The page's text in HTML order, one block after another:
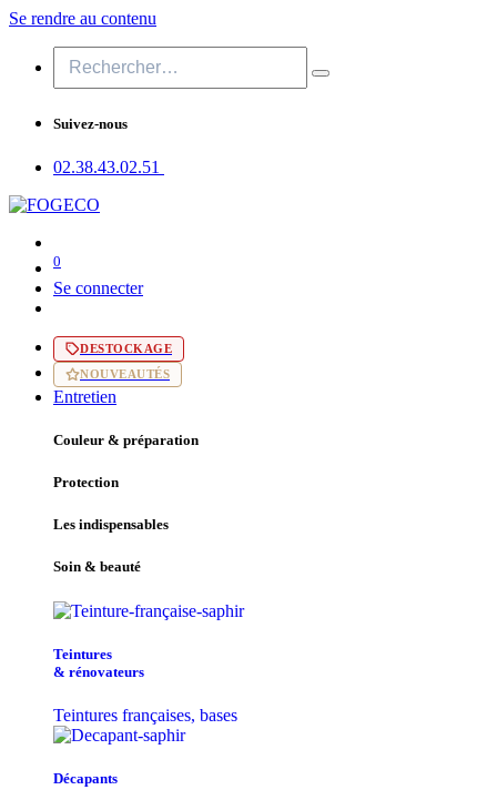
Se rendre au contenu
Suivez-nous
02.38.43​.02.51
0
Se connecter
DESTOCKAGE
NOUVEAUTÉS
Entretien
Couleur & préparation
Protection
Les indispensables
Soin & beauté
Teintu​res
& r​é​novateurs
Teintures françaises, bases
Décapants